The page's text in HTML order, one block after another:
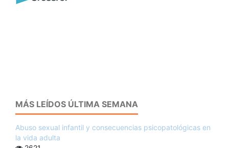
MÁS LEÍDOS ÚLTIMA SEMANA
Abuso sexual infantil y consecuencias psicopatológicas en
la vida adulta